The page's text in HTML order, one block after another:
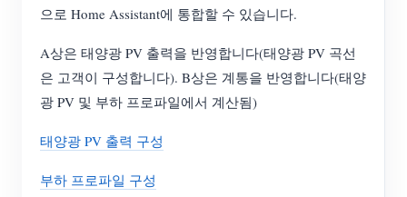
으로 Home Assistant에 통합할 수 있습니다.
A상은 태양광 PV 출력을 반영합니다(태양광 PV 곡선
은 고객이 구성합니다). B상은 계통을 반영합니다(태양
광 PV 및 부하 프로파일에서 계산됨)
태양광 PV 출력 구성
부하 프로파일 구성